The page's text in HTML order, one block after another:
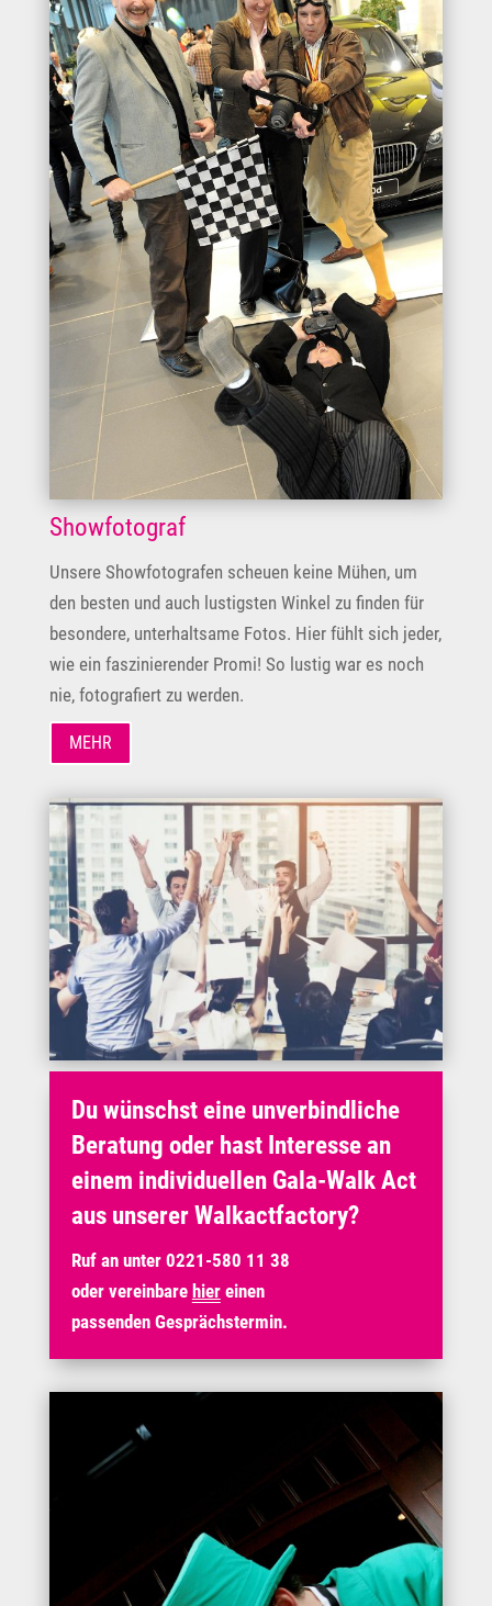
Showfotograf
Unsere Showfotografen scheuen keine Mühen, um
den besten und auch lustigsten Winkel zu finden für
besondere, unterhaltsame Fotos. Hier fühlt sich jeder,
wie ein faszinierender Promi! So lustig war es noch
nie, fotografiert zu werden.
MEHR
Du wünschst eine unverbindliche
Beratung oder hast Interesse an
einem individuellen Gala-Walk Act
aus unserer Walkactfactory?
Ruf an unter 0221-580 11 38
oder vereinbare hiereinen
passenden Gesprächstermin.